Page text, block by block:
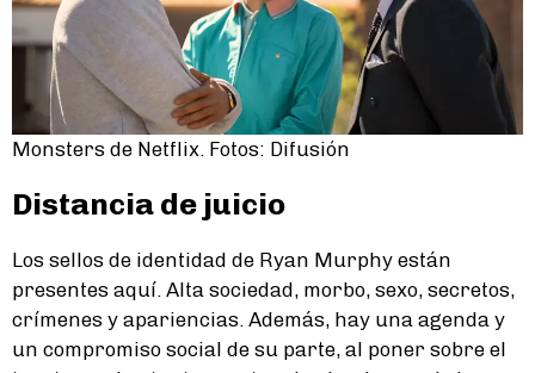
Monsters de Netflix. Fotos: Difusión
Distancia de juicio
Los sellos de identidad de Ryan Murphy están
presentes aquí. Alta sociedad, morbo, sexo, secretos,
crímenes y apariencias. Además, hay una agenda y
un compromiso social de su parte, al poner sobre el